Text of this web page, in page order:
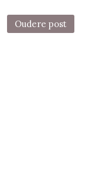
Oudere post